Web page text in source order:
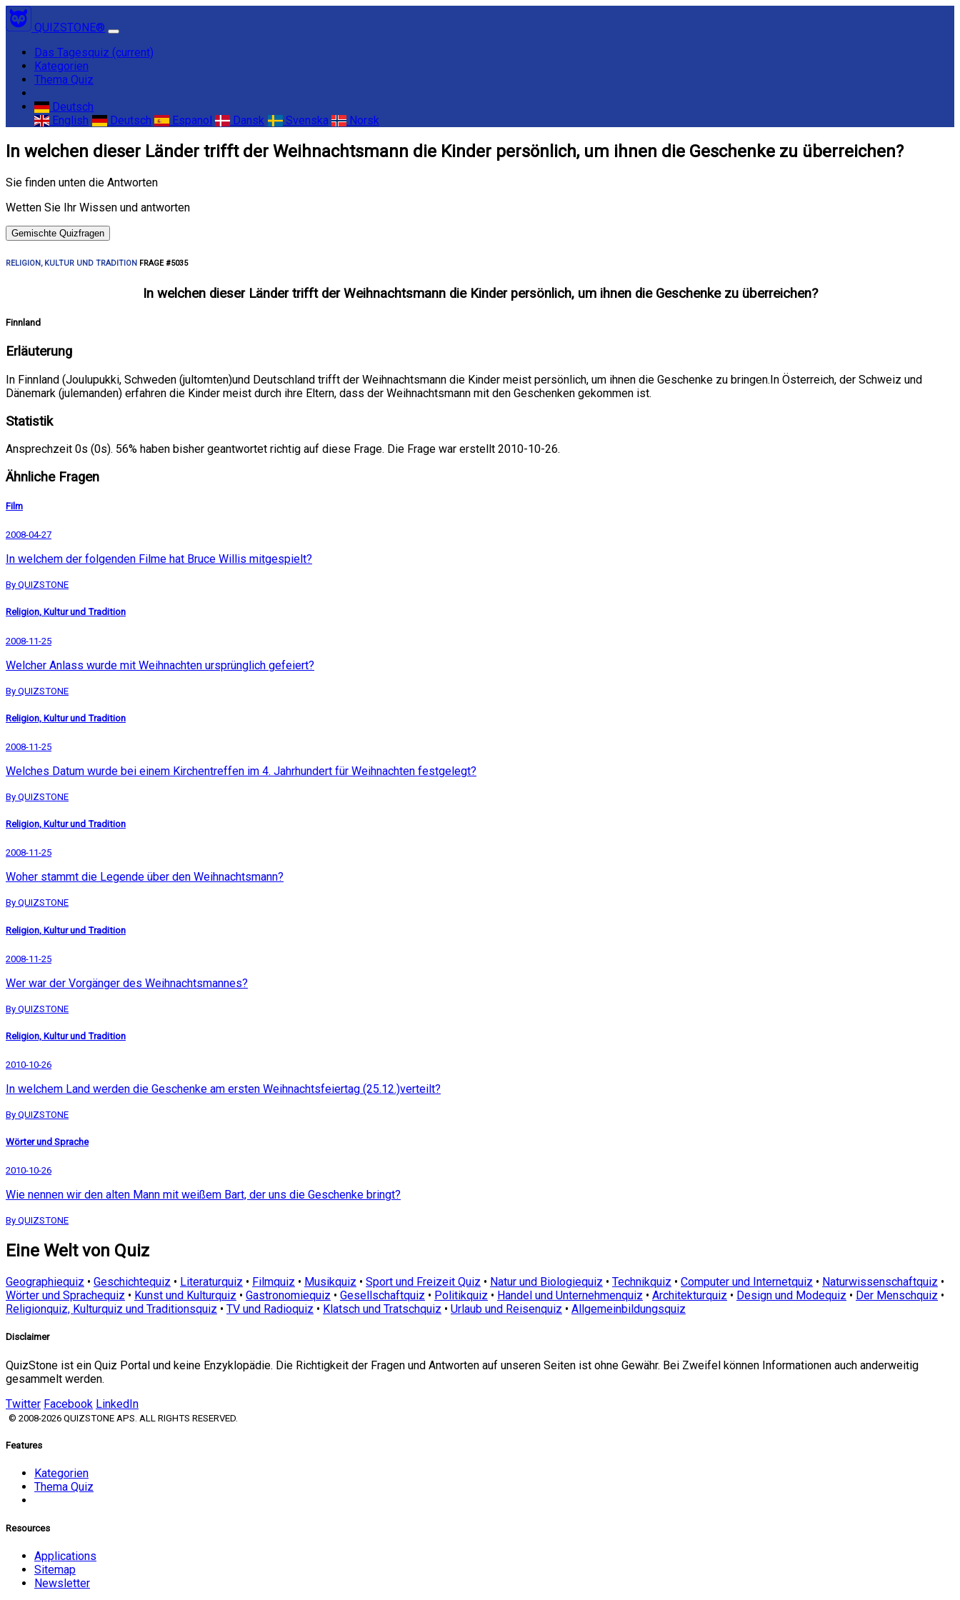
QUIZSTONE®
Das Tagesquiz (current)
Kategorien
Thema Quiz
Deutsch
English
Deutsch Espanol Dansk Svenska Norsk
In welchen dieser Länder trifft der Weihnachtsmann die Kinder persönlich, um ihnen die Geschenke zu überreichen?
Sie finden unten die Antworten
Wetten Sie Ihr Wissen und antworten
Gemischte Quizfragen
RELIGION, KULTUR UND TRADITION FRAGE #5035
In welchen dieser Länder trifft der Weihnachtsmann die Kinder persönlich, um ihnen die Geschenke zu überreichen?
Finnland
Erläuterung
In Finnland (Joulupukki, Schweden (jultomten)und Deutschland trifft der Weihnachtsmann die Kinder meist persönlich, um ihnen die Geschenke zu bringen.In Österreich, der Schweiz und
Dänemark (julemanden) erfahren die Kinder meist durch ihre Eltern, dass der Weihnachtsmann mit den Geschenken gekommen ist.
Statistik
Ansprechzeit 0s (0s). 56% haben bisher geantwortet richtig auf diese Frage. Die Frage war erstellt 2010-10-26.
Ähnliche Fragen
Film
2008-04-27
In welchem der folgenden Filme hat Bruce Willis mitgespielt?
By QUIZSTONE
Religion, Kultur und Tradition
2008-11-25
Welcher Anlass wurde mit Weihnachten ursprünglich gefeiert?
By QUIZSTONE
Religion, Kultur und Tradition
2008-11-25
Welches Datum wurde bei einem Kirchentreffen im 4. Jahrhundert für Weihnachten festgelegt?
By QUIZSTONE
Religion, Kultur und Tradition
2008-11-25
Woher stammt die Legende über den Weihnachtsmann?
By QUIZSTONE
Religion, Kultur und Tradition
2008-11-25
Wer war der Vorgänger des Weihnachtsmannes?
By QUIZSTONE
Religion, Kultur und Tradition
2010-10-26
In welchem Land werden die Geschenke am ersten Weihnachtsfeiertag (25.12.)verteilt?
By QUIZSTONE
Wörter und Sprache
2010-10-26
Wie nennen wir den alten Mann mit weißem Bart, der uns die Geschenke bringt?
By QUIZSTONE
Eine Welt von Quiz
Geographiequiz • Geschichtequiz • Literaturquiz • Filmquiz • Musikquiz • Sport und Freizeit Quiz • Natur und Biologiequiz • Technikquiz • Computer und Internetquiz • Naturwissenschaftquiz •
Wörter und Sprachequiz • Kunst und Kulturquiz • Gastronomiequiz • Gesellschaftquiz • Politikquiz • Handel und Unternehmenquiz • Architekturquiz • Design und Modequiz • Der Menschquiz •
Religionquiz, Kulturquiz und Traditionsquiz • TV und Radioquiz • Klatsch und Tratschquiz • Urlaub und Reisenquiz • Allgemeinbildungsquiz
Disclaimer
QuizStone ist ein Quiz Portal und keine Enzyklopädie. Die Richtigkeit der Fragen und Antworten auf unseren Seiten ist ohne Gewähr. Bei Zweifel können Informationen auch anderweitig
gesammelt werden.
Twitter Facebook LinkedIn
© 2008-2026 QUIZSTONE APS. ALL RIGHTS RESERVED.
Features
Kategorien
Thema Quiz
Resources
Applications
Sitemap
Newsletter